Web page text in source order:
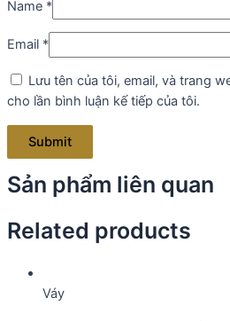
Name *
Email *
Lưu tên của tôi, email, và trang
cho lần bình luận kế tiếp của tôi.
Sản phẩm liên quan
Related products
Váy